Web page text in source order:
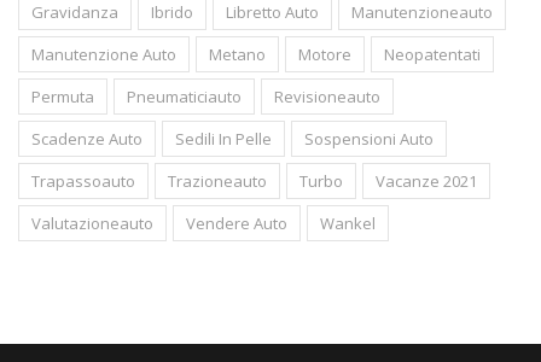
Gravidanza
Ibrido Libretto Auto
Manutenzioneauto
Manutenzione Auto
Metano Motore
Neopatentati
Permuta
Pneumaticiauto
Revisioneauto
Scadenze Auto
Sedili In Pelle
Sospensioni Auto
Trapassoauto
Trazioneauto Turbo
Vacanze 2021
Valutazioneauto
Vendere Auto Wankel